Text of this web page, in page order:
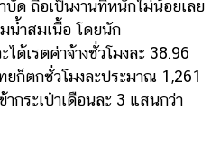
บัด ถือเป็นงานที่หนักไม่น้อยเลย
น้ำสมเนื้อ โดยนัก
ด้เรตค่าจ้างชั่วโมงละ 38.96
ยก็ตกชั่วโมงละประมาณ 1,261
ากระเป๋าเดือนละ 3 แสนกว่า